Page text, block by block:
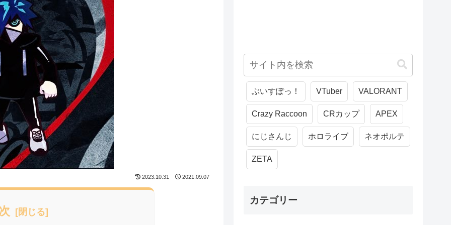
2023.10.31 2021.09.07
ぶいすぽっ！ VTuber VALORANT
Crazy Raccoon CRカップ APEX
にじさんじ ホロライブ ネオポルテ
ZETA
カテゴリー